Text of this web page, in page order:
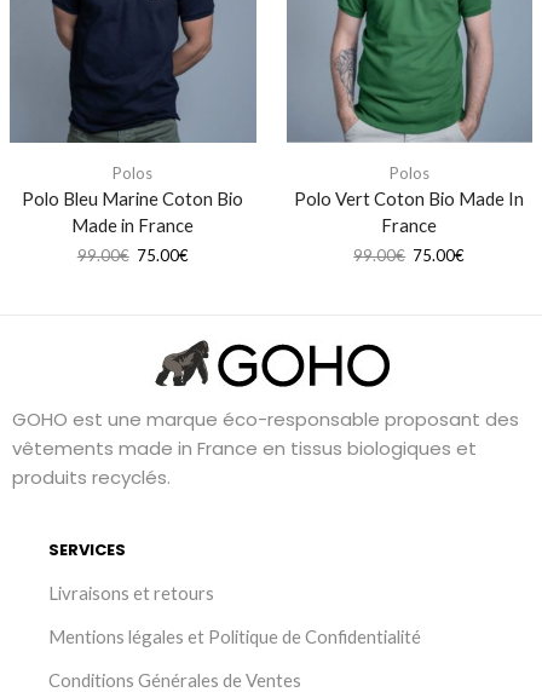
Polos
Polo Bleu Marine Coton Bio
Made in France
99.00€ 75.00€
Polos
Polo Vert Coton Bio Made In
France
99.00€ 75.00€
GOHO est une marque éco-responsable proposant des
vêtements made in France en tissus biologiques et
produits recyclés.
SERVICES
Livraisons et retours
Mentions légales et Politique de Confidentialité
Conditions Générales de Ventes